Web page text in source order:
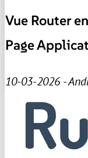
Vue Router
Page
10-03-2026 -